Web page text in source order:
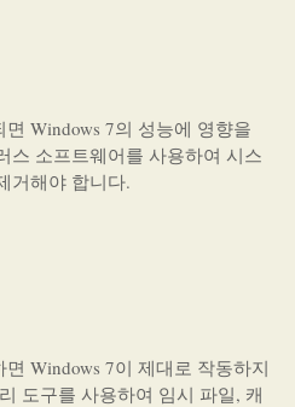
Windows 7의 성능에 영향을
스 소프트웨어를 사용하여 시스
거해야 합니다.
Windows 7이 제대로 작동하지
도구를 사용하여 임시 파일, 캐